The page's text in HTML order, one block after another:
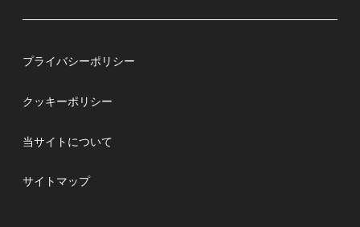
プライバシーポリシー
クッキーポリシー
当サイトについて
サイトマップ